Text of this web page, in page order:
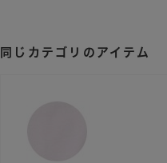
同じカテゴリのアイテム